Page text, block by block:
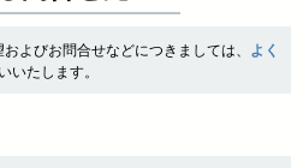
よびお問合せなどにつきましては、 よく
いたします。